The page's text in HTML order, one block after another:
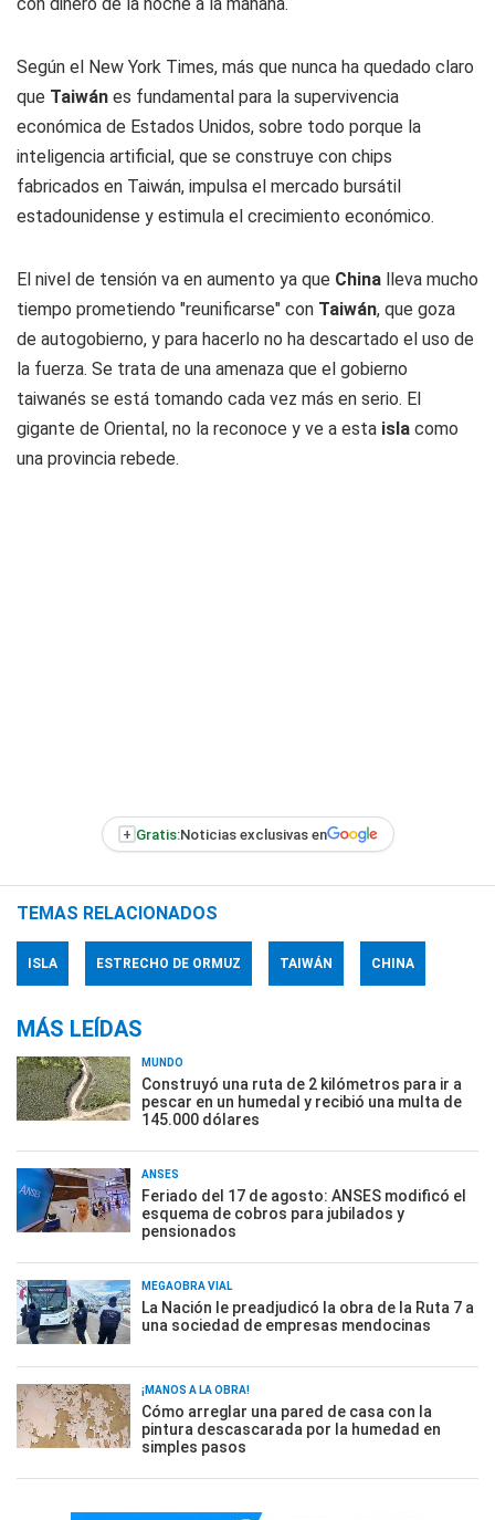
Según el New York Times, más que nunca ha quedado claro
que Taiwán es fundamental para la supervivencia
económica de Estados Unidos, sobre todo porque la
inteligencia artificial, que se construye con chips
fabricados en Taiwán, impulsa el mercado bursátil
estadounidense y estimula el crecimiento económico.
El nivel de tensión va en aumento ya que China lleva mucho
tiempo prometiendo "reunificarse" con Taiwán, que goza
de autogobierno, y para hacerlo no ha descartado el uso de
la fuerza. Se trata de una amenaza que el gobierno
taiwanés se está tomando cada vez más en serio. El
gigante de Oriental, no la reconoce y ve a esta isla como
una provincia rebede.
+ Gratis:Noticias exclusivas en
TEMAS RELACIONADOS
ISLA ESTRECHO DE ORMUZ TAIWÁN CHINA
MÁS LEÍDAS
MUNDO
Construyó una ruta de 2 kilómetros para ir a
pescar en un humedal y recibió una multa de
145.000 dólares
ANSES
Feriado del 17 de agosto: ANSES modificó el
esquema de cobros para jubilados y
pensionados
MEGAOBRA VIAL
La Nación le preadjudicó la obra de la Ruta 7 a
una sociedad de empresas mendocinas
¡MANOS A LA OBRA!
Cómo arreglar una pared de casa con la
pintura descascarada por la humedad en
simples pasos